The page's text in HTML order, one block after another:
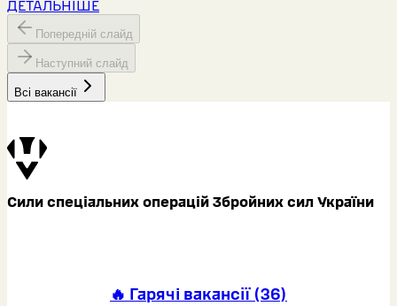
ДЕТАЛЬНІШЕ
Попередній слайд
Наступний слайд
Всі вакансії
Сили спеціальних операцій Збройних сил України
🔥 Гарячі вакансії(36)